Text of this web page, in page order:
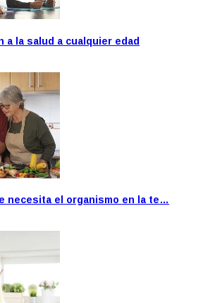
a la salud a cualquier edad
necesita el organismo en la te…